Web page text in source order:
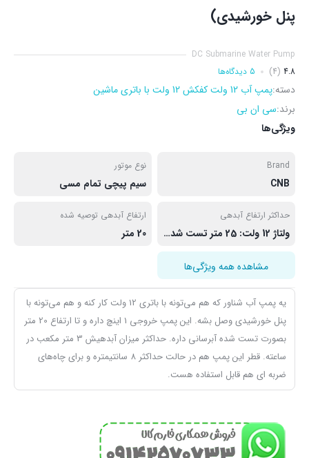
پنل خورشیدی)
DC Submarine Water Pump
4.8
(4) 5 دیدگاه‌ها
دسته: پمپ آب 12 ولت کفکش 12 ولت با باتری ماشین
برند: سی ان بی
ویژگی‌ها
Brand
CNB
نوع موتور
سیم پیچی تمام مسی
حداکثر ارتفاع آبدهی
ولتاژ 12 ولت: 25 متر تست شده تا 18 متر
ارتفاع آبدهی توصیه شده
20 متر
مشاهده همه ویژگی‌ها
یه پمپ آب شناور که هم می‌تونه با باتری 12 ولت کار کنه و هم می‌تونه با
پنل خورشیدی وصل بشه. این پمپ خروجی 1 اینچ داره و تا ارتفاع 20 متر
بصورت تست شده آبرسانی داره. حداکثر میزان آبدهیش 3 متر مکعب در
ساعته. قطر این پمپ هم در حالت حداکثر 8 سانتیمتره و برای چاه‌های
ضربه ای هم قابل استفاده هست.